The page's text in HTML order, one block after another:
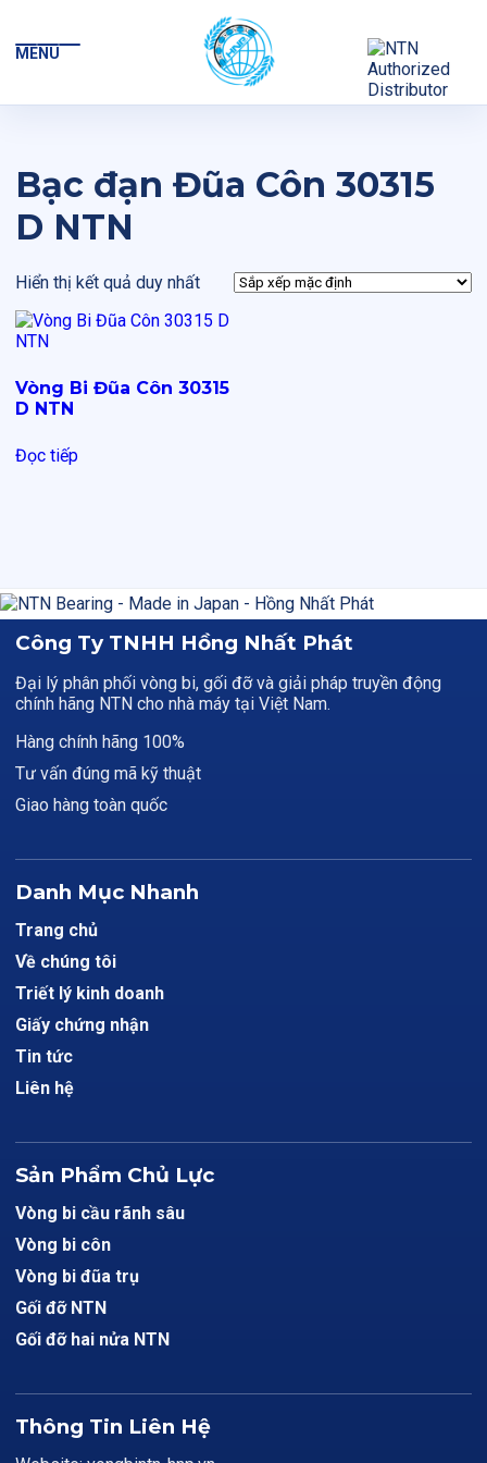
MENU
Bạc đạn Đũa Côn 30315
D NTN
Hiển thị kết quả duy nhất
Vòng Bi Đũa Côn 30315
D NTN
Đọc tiếp
Công Ty TNHH Hồng Nhất Phát
Đại lý phân phối vòng bi, gối đỡ và giải pháp truyền động
chính hãng NTN cho nhà máy tại Việt Nam.
Hàng chính hãng 100%
Tư vấn đúng mã kỹ thuật
Giao hàng toàn quốc
Danh Mục Nhanh
Trang chủ
Về chúng tôi
Triết lý kinh doanh
Giấy chứng nhận
Tin tức
Liên hệ
Sản Phẩm Chủ Lực
Vòng bi cầu rãnh sâu
Vòng bi côn
Vòng bi đũa trụ
Gối đỡ NTN
Gối đỡ hai nửa NTN
Thông Tin Liên Hệ